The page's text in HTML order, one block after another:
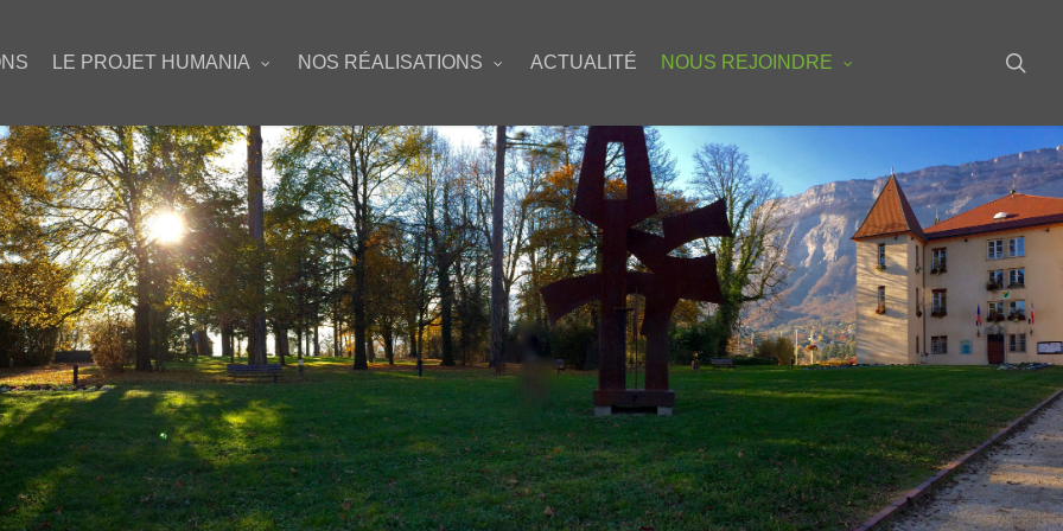
LE PROJET HUMANIA NOS RÉALISATIONS ACTUALITÉ NOUS REJOINDRE